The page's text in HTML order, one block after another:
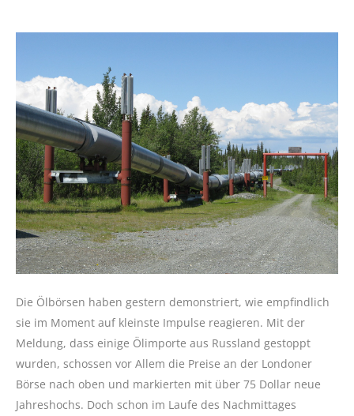
Die Ölbörsen haben gestern demonstriert, wie empfindlich
sie im Moment auf kleinste Impulse reagieren. Mit der
Meldung, dass einige Ölimporte aus Russland gestoppt
wurden, schossen vor Allem die Preise an der Londoner
Börse nach oben und markierten mit über 75 Dollar neue
Jahreshochs. Doch schon im Laufe des Nachmittages